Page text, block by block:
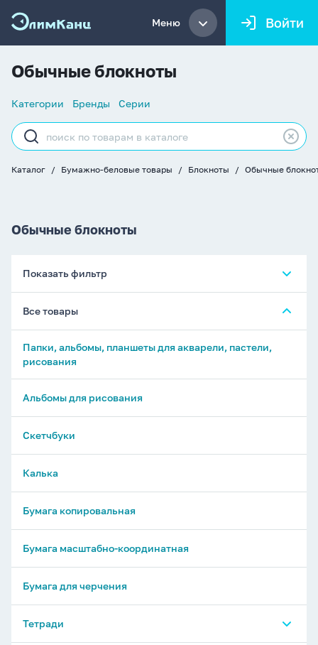
Меню Войти
Обычные блокноты
Список
Категории Бренды Серии
Строка
поиска
Каталог Бумажно-беловые товары Блокноты Обычные
Обычные блокноты
Показать фильтр
Все товары
Папки, альбомы, планшеты для акварели, пастели,
рисования
Альбомы для рисования
Скетчбуки
Калька
Бумага копировальная
Бумага масштабно-координатная
Бумага для черчения
Тетради